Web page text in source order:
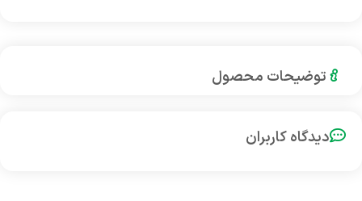
توضیحات محصول
دیدگاه کاربران